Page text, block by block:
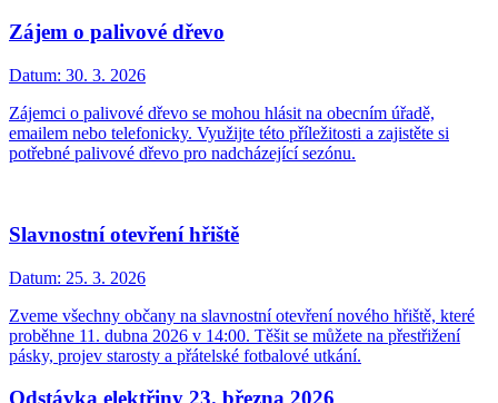
Zájem o palivové dřevo
Datum: 30. 3. 2026
Zájemci o palivové dřevo se mohou hlásit na obecním úřadě,
emailem nebo telefonicky. Využijte této příležitosti a zajistěte si
potřebné palivové dřevo pro nadcházející sezónu.
Slavnostní otevření hřiště
Datum: 25. 3. 2026
Zveme všechny občany na slavnostní otevření nového hřiště, které
proběhne 11. dubna 2026 v 14:00. Těšit se můžete na přestřižení
pásky, projev starosty a přátelské fotbalové utkání.
Odstávka elektřiny 23. března 2026